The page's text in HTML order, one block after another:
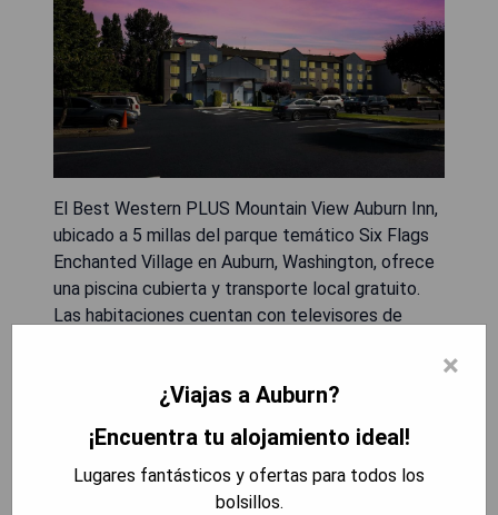
El Best Western PLUS Mountain View Auburn Inn,
ubicado a 5 millas del parque temático Six Flags
Enchanted Village en Auburn, Washington, ofrece
una piscina cubierta y transporte local gratuito.
Las habitaciones cuentan con televisores de
microondas y refrigeradores. Los huéspedes
un jacuzzi y un centro de negocios. Además, el
hotel dispone de una biblioteca y salas de
reuniones. El restaurante Longhorn Barbecue está
×
¿Viajas a Auburn?
¡Encuentra tu alojamiento ideal!
Lugares fantásticos y ofertas para todos los
bolsillos.